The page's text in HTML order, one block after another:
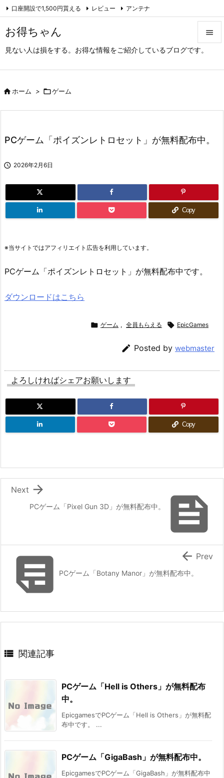
お得ちゃん
見ない人は損をする。お得な情報をご紹介しているブログです。

次へ
口座開設で1,500円貰える レビュー アンテナ
アーカイブ（旧サイト）
ホーム > ゲーム
PCゲーム「ポイズンレトロセット」が無料配布中。
 2026年2月6日
Copy
※当サイトではアフィリエイト広告を利用しています。
PCゲーム「ポイズンレトロセット」が無料配布中です。
ダウンロードはこちら
 ゲーム , 全員もらえる  EpicGames
 Posted by webmaster
よろしければシェアお願いします
Copy

PCゲーム「Pixel Gun 3D」が無料配布中。

Next
PCゲーム「Botany Manor」が無料配布中。
 Prev
 関連記事
PCゲーム「Hell is Others」が無料配布
中。
EpicgamesでPCゲーム「Hell is Others」が無料配
布中です。 ...
PCゲーム「GigaBash」が無料配布中。
EpicgamesでPCゲーム「GigaBash」が無料配布中